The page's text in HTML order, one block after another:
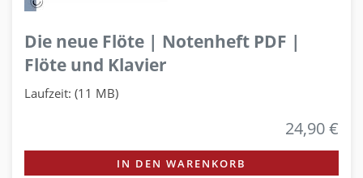
Die neue Flöte | Notenheft PDF |
Flöte und Klavier
Laufzeit: (11 MB)
24,90 €
IN DEN WARENKORB